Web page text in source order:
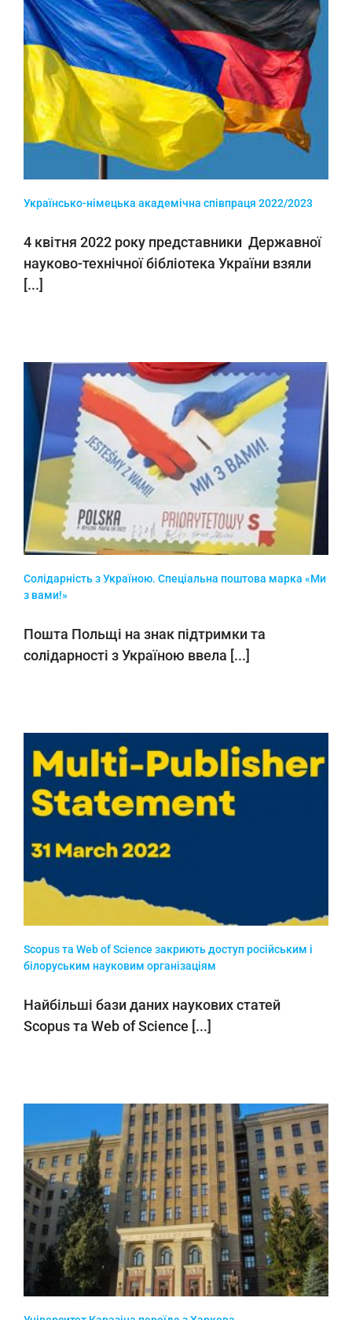
Українсько-німецька академічна співпраця 2022/2023
4 квітня 2022 року представники Державної
науково-технічної бібліотека України взяли
[...]
Солідарність з Україною. Спеціальна поштова марка «Ми
з вами!»
Пошта Польщі на знак підтримки та
солідарності з Україною ввела [...]
Scopus та Web of Science закриють доступ російським і
білоруським науковим організаціям
Найбільші бази даних наукових статей
Scopus та Web of Science [...]